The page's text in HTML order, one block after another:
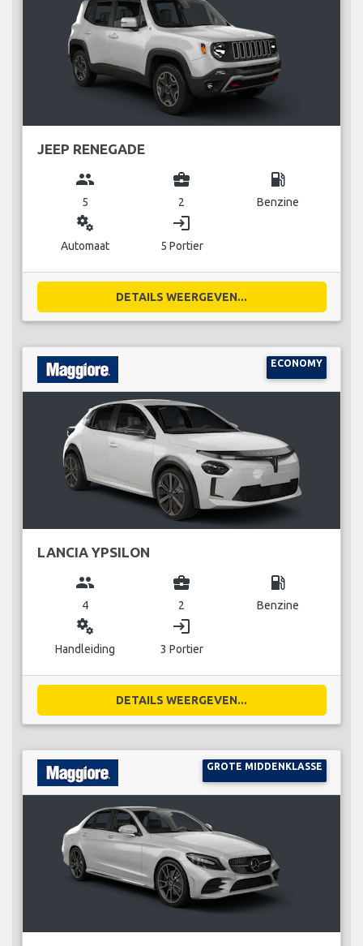
JEEP RENEGADE
group
5
business_center
2
local_gas_station
Benzine
miscellaneous_services
Automaat
login
5 Portier
DETAILS WEERGEVEN...
ECONOMY
LANCIA YPSILON
group
4
business_center
2
local_gas_station
Benzine
miscellaneous_services
Handleiding
login
3 Portier
DETAILS WEERGEVEN...
GROTE MIDDENKLASSE